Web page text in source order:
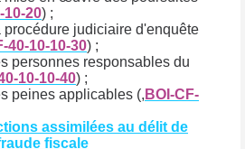
10-20) ;
procédure judiciaire d'enquête
40-10-10-30) ;
personnes responsables du
10-10-40) ;
peines applicables (, BOI-CF-
assimilées au délit de
fiscale